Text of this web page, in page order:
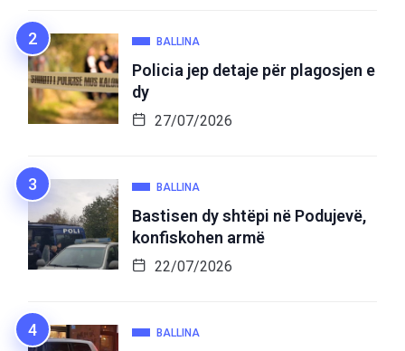
BALLINA
Policia jep detaje për plagosjen e
dy
27/07/2026
BALLINA
Bastisen dy shtëpi në Podujevë,
konfiskohen armë
22/07/2026
BALLINA